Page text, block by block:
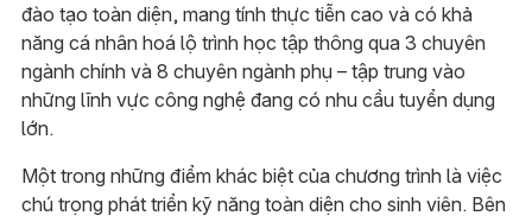
đào tạo toàn diện, mang tính thực tiễn cao và có khả
năng cá nhân hoá lộ trình học tập thông qua 3 chuyên
ngành chính và 8 chuyên ngành phụ – tập trung vào
những lĩnh vực công nghệ đang có nhu cầu tuyển dụng
lớn.
Một trong những điểm khác biệt của chương trình là việc
chú trọng phát triển kỹ năng toàn diện cho sinh viên. Bên